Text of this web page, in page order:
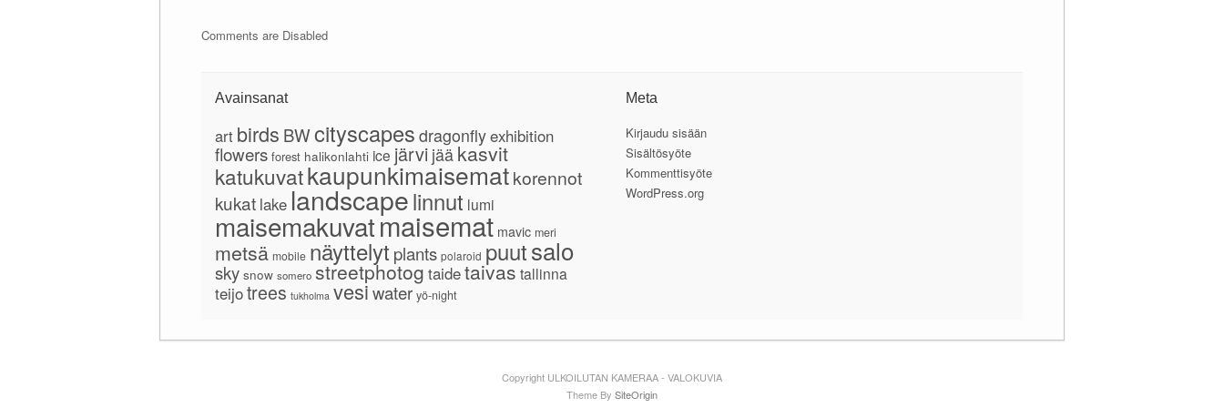
Comments are Disabled
Avainsanat
art birds BWcityscapes dragonflyexhibition
flowers forest halikonlahti ice järvi jää kasvit
katukuvatkaupunkimaisematkorennot
kukat lake landscapelinnut lumi
maisemakuvatmaisemat mavic meri
metsä mobile näyttelyt plants polaroid puutsalo
sky snow somero streetphotog taidetaivas tallinna
teijotrees tukholma vesiwater yö-night
Meta
Kirjaudu sisään
Sisältösyöte
Kommenttisyöte
WordPress.org
Copyright ULKOILUTAN KAMERAA - VALOKUVIA
Theme By SiteOrigin